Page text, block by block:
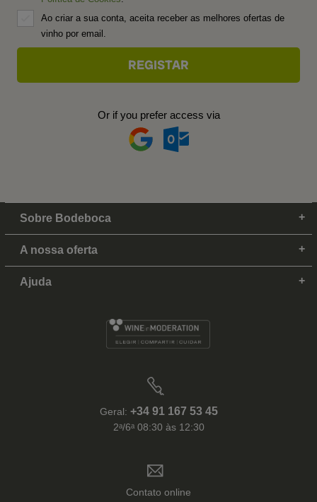
Ao criar a sua conta, aceita receber as melhores ofertas de
vinho por email.
Or if you prefer access via
Sobre Bodeboca
A nossa oferta
Ajuda
Geral: +34 91 167 53 45
2ᵃ/6ᵃ 08:30 às 12:30
Contato online